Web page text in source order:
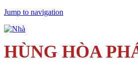
Jump to navigation
HÙNG HÒA